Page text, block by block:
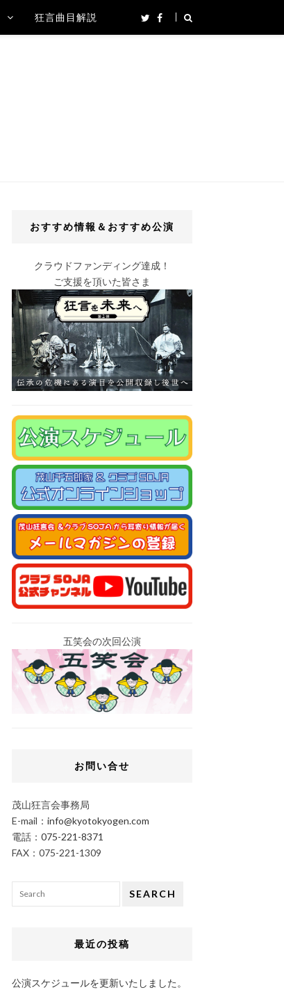
狂言曲目解説
おすすめ情報＆おすすめ公演
クラウドファンディング達成！
ご支援を頂いた皆さま
五笑会の次回公演
お問い合せ
茂山狂言会事務局
E-mail： info@kyotokyogen.com
電話： 075-221-8371
FAX：075-221-1309
SEARCH
最近の投稿
公演スケジュールを更新いたしました。